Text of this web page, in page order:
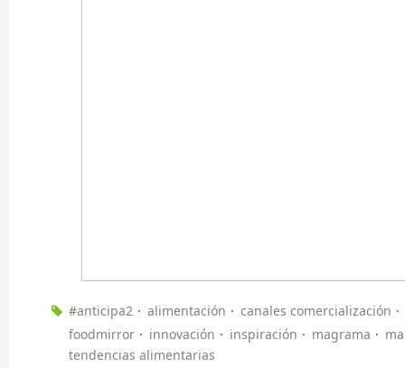
#anticipa2 alimentación
canales comercialización
foodmirror
innovación inspiración magrama
tendencias alimentarias